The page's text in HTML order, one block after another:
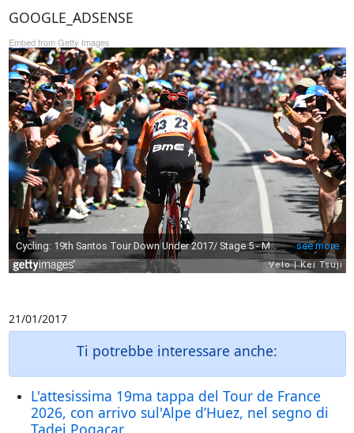
GOOGLE_ADSENSE
Embed from Getty Images
21/01/2017
Ti potrebbe interessare anche:
L'attesissima 19ma tappa del Tour de France
2026, con arrivo sul'Alpe d’Huez, nel segno di
Tadej Pogacar